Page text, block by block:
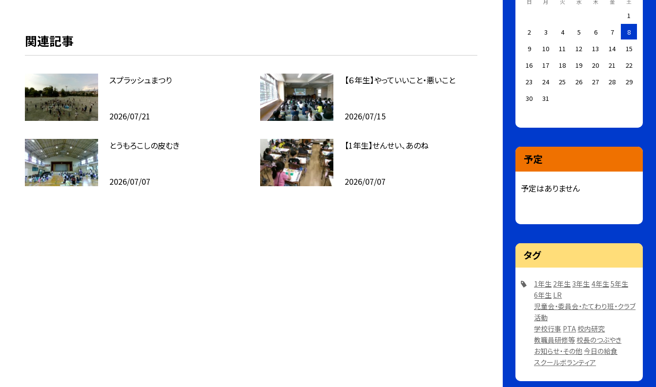
関連記事
スプラッシュまつり
2026/07/21
【６年生】やっていいこと・悪いこと
2026/07/15
とうもろこしの皮むき
2026/07/07
【1年生】せんせい、あのね
2026/07/07
日 月 火 水 木 金 土
1
2
3 4 5 6 7
8
9
10 11 12 13 14
15
16
17 18 19 20 21
22
23
24 25 26 27 28
29
30
31
予定
予定はありません
タグ
1年生 2年生 3年生 4年生 5年生
6年生 LR
児童会・委員会・たてわり班・クラブ
活動
学校行事 PTA 校内研究
教職員研修等 校長のつぶやき
お知らせ・その他 今日の給食
スクールボランティア